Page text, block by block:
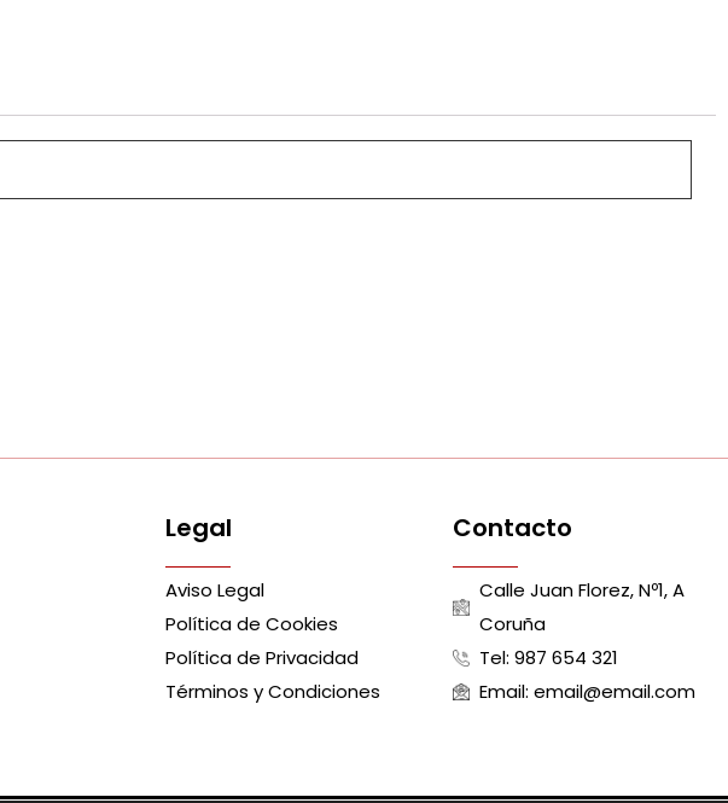
Legal
Aviso Legal
Política de Cookies
Política de Privacidad
Términos y Condiciones
Contacto
Calle Juan Florez, Nº1, A
Coruña
Tel: 987 654 321
Email: email@email.com